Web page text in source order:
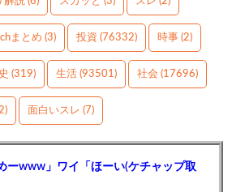
まとめ (3) 投資 (76332) 時事 (2)
(319) 生活 (93501) 社会 (17696)
面白いスレ (7)
ーwww」ワイ「ほーい(ケチャップ取